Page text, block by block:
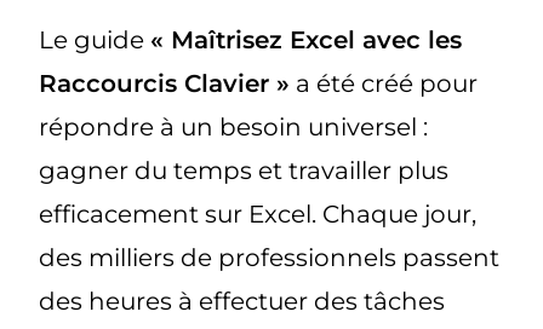
Le guide « Maîtrisez Excel avec les
Raccourcis Clavier » a été créé pour
répondre à un besoin universel :
gagner du temps et travailler plus
efficacement sur Excel. Chaque jour,
des milliers de professionnels passent
des heures à effectuer des tâches